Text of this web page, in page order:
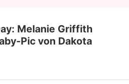
Melanie Griffith
Pic von Dakota